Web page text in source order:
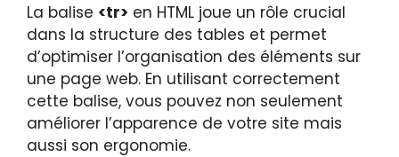
La balise <tr> en HTML joue un rôle crucial
dans la structure des tables et permet
d’optimiser l’organisation des éléments sur
une page web. En utilisant correctement
cette balise, vous pouvez non seulement
améliorer l’apparence de votre site mais
aussi son ergonomie.